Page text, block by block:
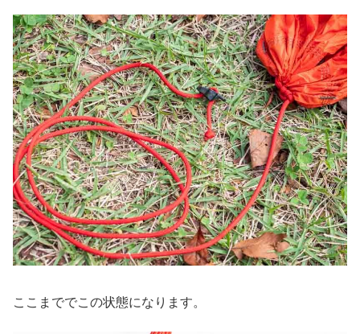
ここまででこの状態になります。